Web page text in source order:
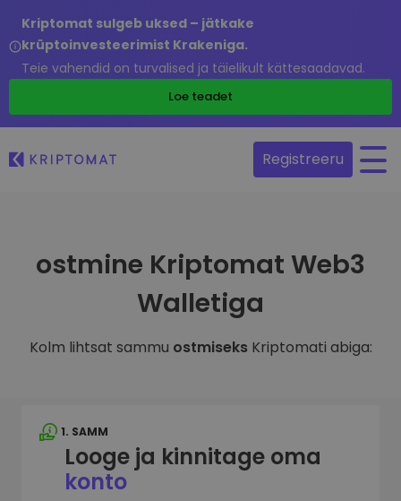
Kriptomat sulgeb uksed – jätkake
krüptoinvesteerimist Krakeniga.
Teie vahendid on turvalised ja täielikult kättesaadavad.
Loe teadet
Registreeru
ostmine Kriptomat Web3
Walletiga
Kolm lihtsat sammu ostmiseksKriptomati abiga:
1. SAMM
Looge ja kinnitage oma
konto